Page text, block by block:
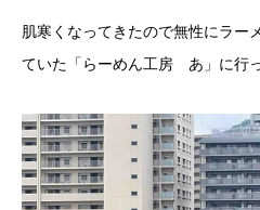
肌寒くなってきたので無性にラー
ていた「らーめん工房 あ」に行っ